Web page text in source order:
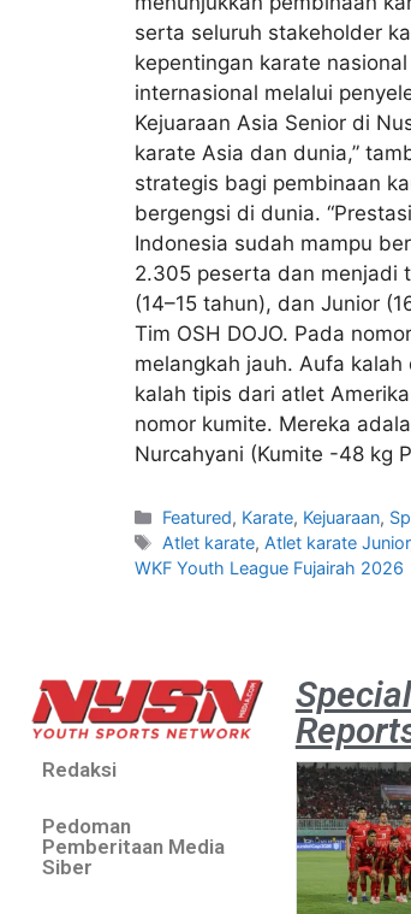
serta seluruh stakeholder
kepentingan karate
internasional melalui
Kejuaraan Asia Senior di
karate Asia dan dunia,”
strategis bagi pembinaan
bergengsi di dunia.
Indonesia sudah mampu
2.305 peserta dan menjadi
(14–15 tahun), dan Junior
Tim OSH DOJO. Pada
melangkah jauh. Aufa
kalah tipis dari atlet
nomor kumite. Mereka
Nurcahyani (Kumite -48 kg
Featured, Karate, Kejuaraan,
Atlet karate, Atlet karate Junior
WKF Youth League Fujairah 2026
Redaksi
Pedoman
Pemberitaan Media
Siber
Special